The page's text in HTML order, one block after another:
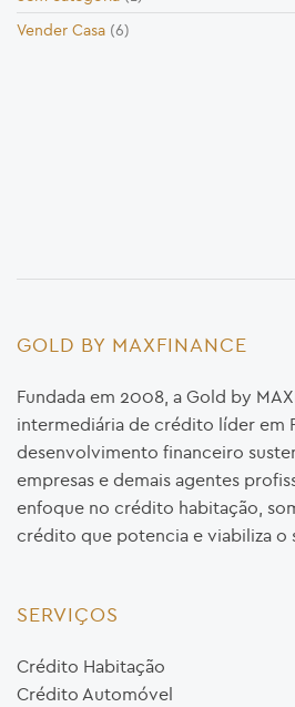
Vender Casa (6)
GOLD BY MAXFINANCE
Fundada em 2008, a Gold by
intermediária de crédito líder em
desenvolvimento financeiro
empresas e demais agentes
enfoque no crédito habitação,
crédito que potencia e viabiliza o
SERVIÇOS
Crédito Habitação
Crédito Automóvel